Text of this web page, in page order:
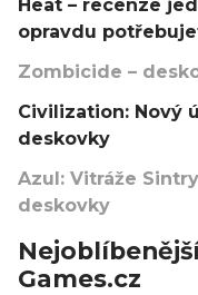
Heat – recenze
opravdu
Zombicide –
Civilization: Nový
deskovky
Azul: Vitráže
deskovky
Games.cz